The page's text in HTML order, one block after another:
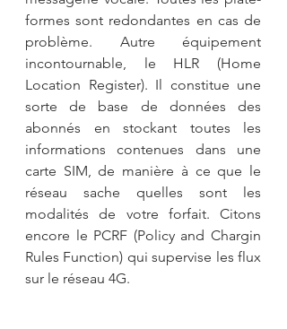
formes sont redondantes en cas de
problème. Autre équipement
incontournable, le HLR (Home
Location Register). Il constitue une
sorte de base de données des
abonnés en stockant toutes les
informations contenues dans une
carte SIM, de manière à ce que le
réseau sache quelles sont les
modalités de votre forfait. Citons
encore le PCRF (Policy and Chargin
Rules Function) qui supervise les flux
sur le réseau 4G.